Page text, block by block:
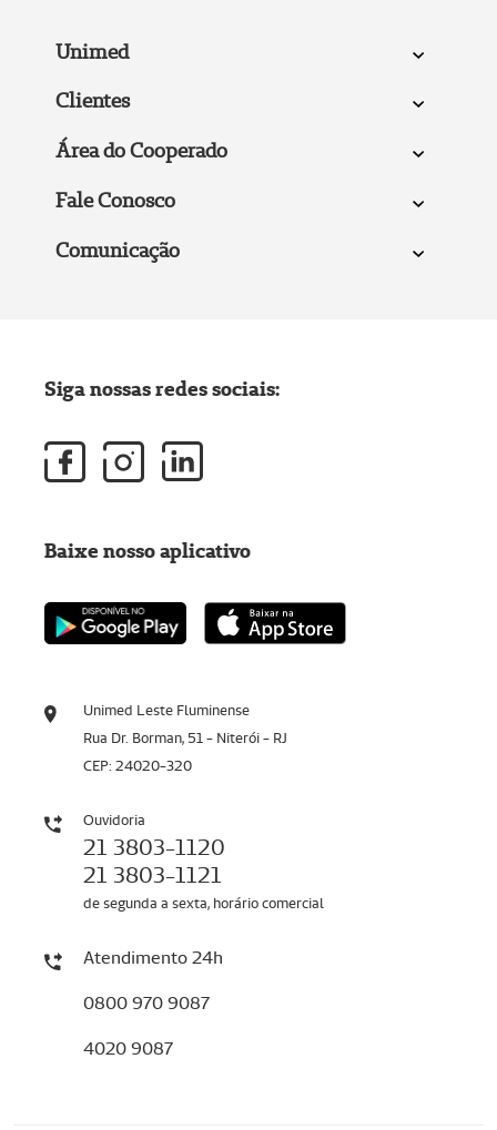
Unimed
Clientes
Área do Cooperado
Fale Conosco
Comunicação
Unimed Leste Fluminense
Rua Dr. Borman, 51 - Niterói - RJ
CEP: 24020-320
Ouvidoria
21 3803-1120
21 3803-1121
de segunda a sexta, horário comercial
Atendimento 24h
0800 970 9087
4020 9087
Siga nossas redes sociais:
Baixe nosso aplicativo